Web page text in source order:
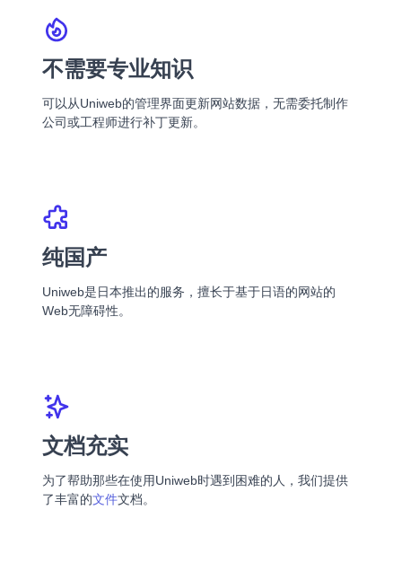
不需要专业知识
可以从Uniweb的管理界面更新网站数据，无需委托制作
公司或工程师进行补丁更新。
纯国产
Uniweb是日本推出的服务，擅长于基于日语的网站的
Web无障碍性。
文档充实
为了帮助那些在使用Uniweb时遇到困难的人，我们提供
了丰富的文件文档。